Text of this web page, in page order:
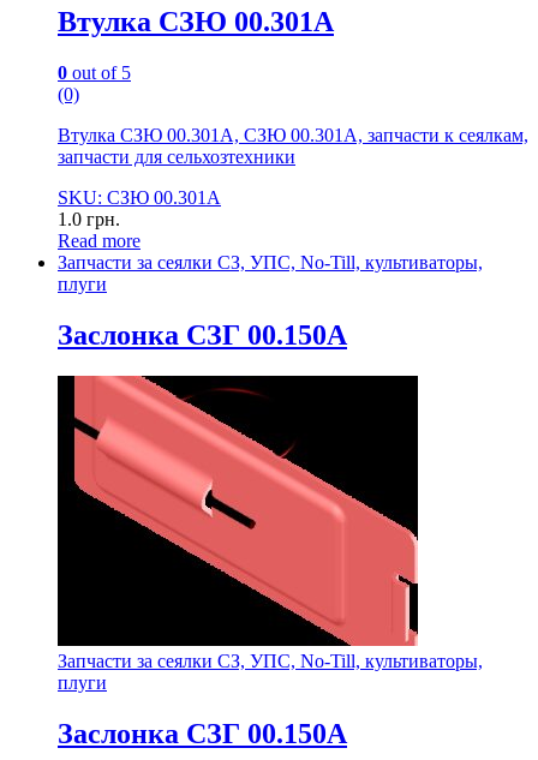
Втулка СЗЮ 00.301А
0 out of 5
(0)
Втулка СЗЮ 00.301А, СЗЮ 00.301А, запчасти к сеялкам,
запчасти для сельхозтехники
SKU: СЗЮ 00.301А
1.0 грн.
Read more
Запчасти за сеялки СЗ, УПС, No-Till, культиваторы,
плуги
Заслонка СЗГ 00.150А
Запчасти за сеялки СЗ, УПС, No-Till, культиваторы,
плуги
Заслонка СЗГ 00.150А